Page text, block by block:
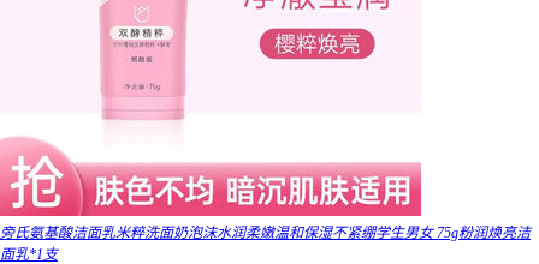
旁氏氨基酸洁面乳米粹洗面奶泡沫水润柔嫩温和保湿不紧绷学生男女 75g粉润焕亮洁
面乳*1支